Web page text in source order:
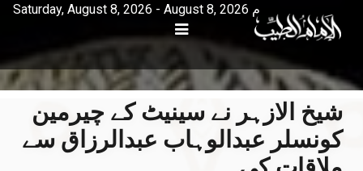
Saturday, August 8, 2026 - August 8, 2026 م
شیخ الازہر نے سینیٹ کے چیرمین
کونسلر عبدالوہاب عبدالرزاق سے